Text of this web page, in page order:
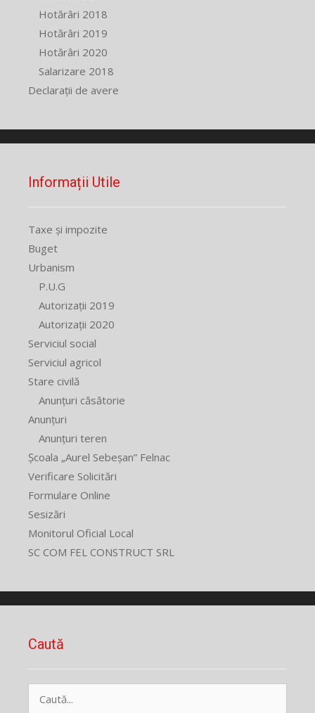
Hotărâri 2018
Hotărâri 2019
Hotărâri 2020
Salarizare 2018
Declarații de avere
Informații Utile
Taxe și impozite
Buget
Urbanism
P.U.G
Autorizații 2019
Autorizații 2020
Serviciul social
Serviciul agricol
Stare civilă
Anunțuri căsătorie
Anunțuri
Anunțuri teren
Școala „Aurel Sebeșan” Felnac
Verificare Solicitări
Formulare Online
Sesizări
Monitorul Oficial Local
SC COM FEL CONSTRUCT SRL
Caută
după: